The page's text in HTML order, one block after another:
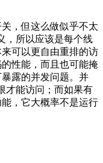
，但这么做似乎不太
所以应该是每个线
可以更自由重排的访
性能，而且也可能掩
露的并发问题。并
才能访问；而如果有
，它大概率不是运行